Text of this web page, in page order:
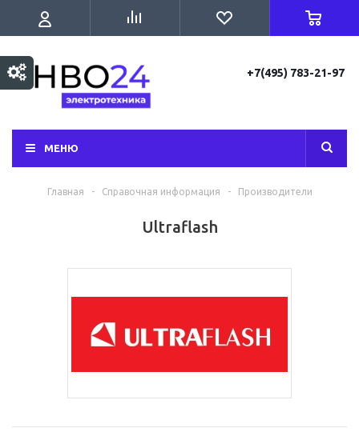
+7(495) 783-21-97
МЕНЮ
Главная - Справочная информация - Производители
Ultraflash